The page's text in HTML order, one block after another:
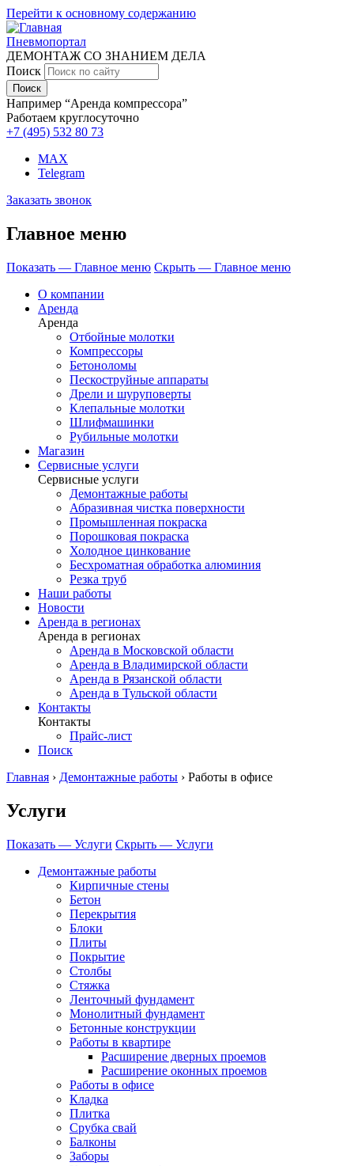
Перейти к основному содержанию
Пневмопортал
ДЕМОНТАЖ СО ЗНАНИЕМ ДЕЛА
Поиск
Например “Аренда компрессора”
Работаем круглосуточно
+7 (495) 532 80 73
MAX
Telegram
Заказать звонок
Главное меню
Показать — Главное меню Скрыть — Главное меню
О компании
Аренда
Аренда
Отбойные молотки
Компрессоры
Бетоноломы
Пескоструйные аппараты
Дрели и шуруповерты
Клепальные молотки
Шлифмашинки
Рубильные молотки
Магазин
Сервисные услуги
Сервисные услуги
Демонтажные работы
Абразивная чистка поверхности
Промышленная покраска
Порошковая покраска
Холодное цинкование
Бесхроматная обработка алюминия
Резка труб
Наши работы
Новости
Аренда в регионах
Аренда в регионах
Аренда в Московской области
Аренда в Владимирской области
Аренда в Рязанской области
Аренда в Тульской области
Контакты
Контакты
Прайс-лист
Поиск
Главная › Демонтажные работы › Работы в офисе
Услуги
Показать — Услуги Скрыть — Услуги
Демонтажные работы
Кирпичные стены
Бетон
Перекрытия
Блоки
Плиты
Покрытие
Столбы
Стяжка
Ленточный фундамент
Монолитный фундамент
Бетонные конструкции
Работы в квартире
Расширение дверных проемов
Расширение оконных проемов
Работы в офисе
Кладка
Плитка
Срубка свай
Балконы
Заборы